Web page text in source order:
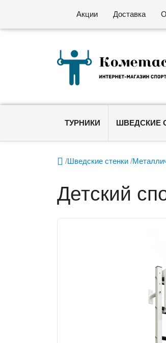
Акции Доставка
ТУРНИКИ ШВЕДСКИЕ
 /Шведские стенки /
Детский